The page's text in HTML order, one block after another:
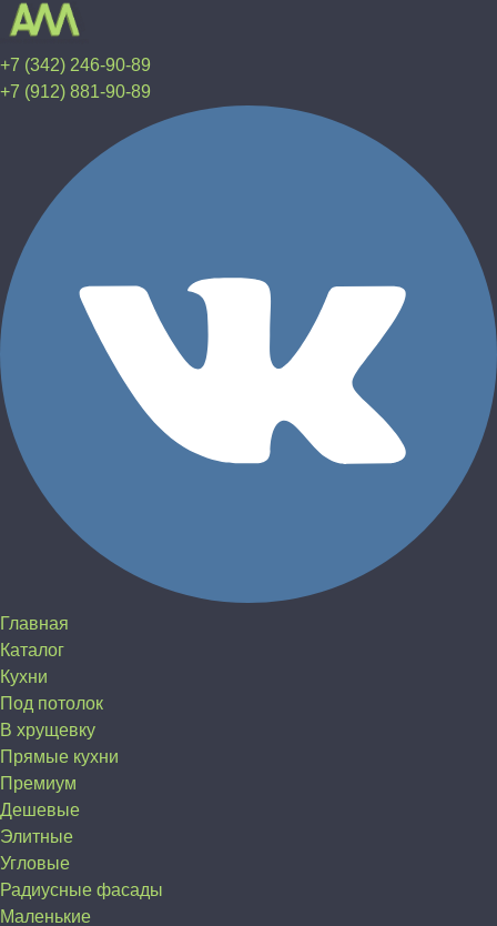
+7 (342) 246-90-89
+7 (912) 881-90-89
Главная
Каталог
Кухни
Под потолок
В хрущевку
Прямые кухни
Премиум
Дешевые
Элитные
Угловые
Радиусные фасады
Маленькие